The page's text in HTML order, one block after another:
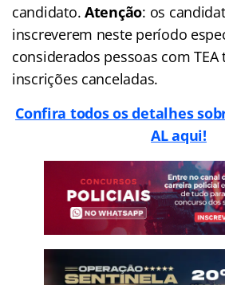
candidato.Atenção: os
inscreverem neste período
considerados pessoas com TEA
inscrições canceladas.
Confira todos os detalhes
AL aqui!